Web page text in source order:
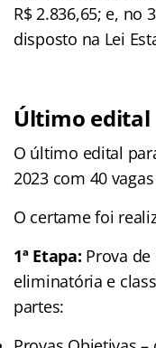
R$ 2.836,65; e, no
disposto na Lei
Último edital
O último edital
2023 com 40
O certame foi
1ª Etapa: Prova
eliminatória e
partes: